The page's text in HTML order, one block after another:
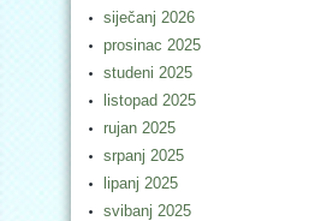
siječanj 2026
prosinac 2025
studeni 2025
listopad 2025
rujan 2025
srpanj 2025
lipanj 2025
svibanj 2025